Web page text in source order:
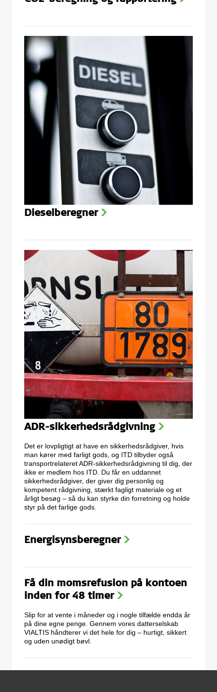
Dieselberegner >
ADR-sikkerhedsrådgivning >
Det er lovpligtigt at have en sikkerhedsrådgiver, hvis
man kører med farligt gods, og ITD tilbyder også
transportrelateret ADR-sikkerhedsrådgivning til dig, der
ikke er medlem hos ITD. Du får en uddannet
sikkerhedsrådgiver, der giver dig personlig og
kompetent rådgivning, stærkt fagligt materiale og et
årligt besøg – så du kan styrke din forretning og holde
styr på det farlige gods.
Energisynsberegner >
Få din momsrefusion på kontoen
inden for 48 timer >
Slip for at vente i måneder og i nogle tilfælde endda år
på dine egne penge. Gennem vores datterselskab
VIALTIS håndterer vi det hele for dig – hurtigt, sikkert
og uden unødigt bøvl.